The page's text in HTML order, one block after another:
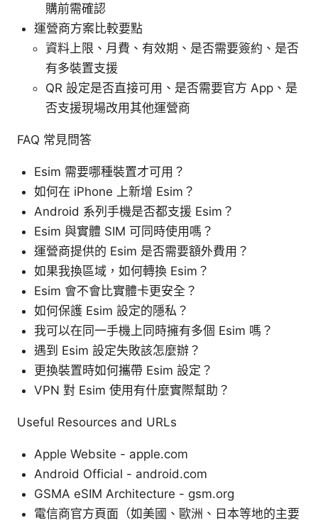
購前需確認
運營商方案比較要點
資料上限、月費、有效期、是否需要簽約、是否
有多裝置支援
QR 設定是否直接可用、是否需要官方 App、是
否支援現場改用其他運營商
FAQ 常見問答
Esim 需要哪種裝置才可用？
如何在 iPhone 上新增 Esim？
Android 系列手機是否都支援 Esim？
Esim 與實體 SIM 可同時使用嗎？
運營商提供的 Esim 是否需要額外費用？
如果我換區域，如何轉換 Esim？
Esim 會不會比實體卡更安全？
如何保護 Esim 設定的隱私？
我可以在同一手機上同時擁有多個 Esim 嗎？
遇到 Esim 設定失敗該怎麼辦？
更換裝置時如何攜帶 Esim 設定？
VPN 對 Esim 使用有什麼實際幫助？
Useful Resources and URLs
Apple Website - apple.com
Android Official - android.com
GSMA eSIM Architecture - gsm.org
電信商官方頁面（如美國、歐洲、日本等地的主要